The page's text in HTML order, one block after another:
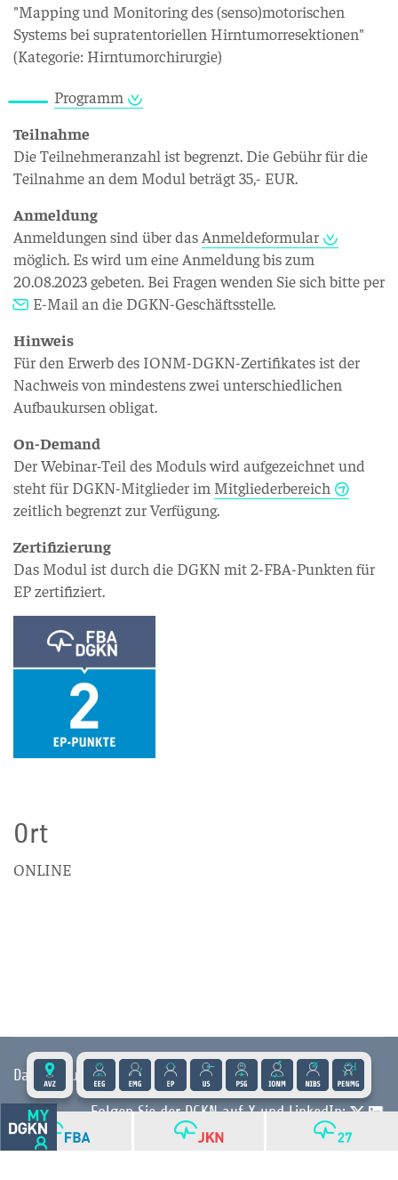
"Mapping und Monitoring des (senso)motorischen
Systems bei supratentoriellen Hirntumorresektionen"
(Kategorie: Hirntumorchirurgie)
Programm
Teilnahme
Die Teilnehmeranzahl ist begrenzt. Die Gebühr für die
Teilnahme an dem Modul beträgt 35,- EUR.
Anmeldung
Anmeldungen sind über das Anmeldeformular
möglich. Es wird um eine Anmeldung bis zum
20.08.2023 gebeten. Bei Fragen wenden Sie sich bitte per
E-Mail an die DGKN-Geschäftsstelle.
Hinweis
Für den Erwerb des IONM-DGKN-Zertifikates ist der
Nachweis von mindestens zwei unterschiedlichen
Aufbaukursen obligat.
On-Demand
Der Webinar-Teil des Moduls wird aufgezeichnet und
steht für DGKN-Mitglieder im Mitgliederbereich
zeitlich begrenzt zur Verfügung.
Zertifizierung
Das Modul ist durch die DGKN mit 2-FBA-Punkten für
EP zertifiziert.
Ort
ONLINE
Datenschutz |Impressum| Kontakt | Presse
Folgen Sie der DGKN auf X und LinkedIn:
© 2026 DGKN | Privacy by Design